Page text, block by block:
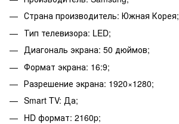
Страна производитель: Южная Корея;
Тип телевизора: LED;
Диагональ экрана: 50 дюймов;
Формат экрана: 16:9;
Разрешение экрана: 1920×1280;
Smart TV: Да;
HD формат: 2160p;